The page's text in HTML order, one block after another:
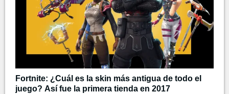
Fortnite: ¿Cuál es la skin más antigua de todo el
juego? Así fue la primera tienda en 2017